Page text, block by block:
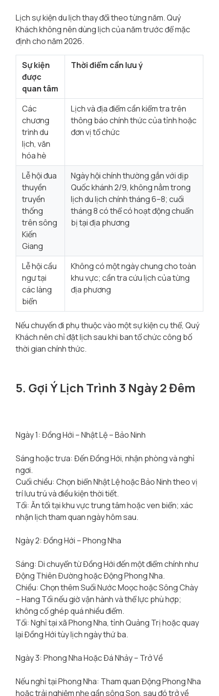
Lịch sự kiện du lịch thay đổi theo từng năm. Quý
Khách không nên dùng lịch của năm trước để mặc
định cho năm 2026.
Sự kiện
được
quan tâm
Thời điểm cần lưu ý
Các
chương
trình du
lịch, văn
hóa hè
Lịch và địa điểm cần kiểm tra trên
thông báo chính thức của tỉnh hoặc
đơn vị tổ chức
Lễ hội đua
thuyền
truyền
thống
trên sông
Kiến
Giang
Ngày hội chính thường gắn với dịp
Quốc khánh 2/9, không nằm trong
lịch du lịch chính tháng 6–8; cuối
tháng 8 có thể có hoạt động chuẩn
bị tại địa phương
Lễ hội cầu
ngư tại
các làng
biển
Không có một ngày chung cho toàn
khu vực; cần tra cứu lịch của từng
địa phương
Nếu chuyến đi phụ thuộc vào một sự kiện cụ thể, Quý
Khách nên chỉ đặt lịch sau khi ban tổ chức công bố
thời gian chính thức.
5. Gợi Ý Lịch Trình 3 Ngày 2 Đêm
Ngày 1: Đồng Hới – Nhật Lệ – Bảo Ninh
Sáng hoặc trưa: Đến Đồng Hới, nhận phòng và nghỉ
ngơi.
Cuối chiều: Chọn biển Nhật Lệ hoặc Bảo Ninh theo vị
trí lưu trú và điều kiện thời tiết.
Tối: Ăn tối tại khu vực trung tâm hoặc ven biển; xác
nhận lịch tham quan ngày hôm sau.
Ngày 2: Đồng Hới – Phong Nha
Sáng: Di chuyển từ Đồng Hới đến một điểm chính như
Động Thiên Đường hoặc Động Phong Nha.
Chiều: Chọn thêm Suối Nước Moọc hoặc Sông Chày
– Hang Tối nếu giờ vận hành và thể lực phù hợp;
không cố ghép quá nhiều điểm.
Tối: Nghỉ tại xã Phong Nha, tỉnh Quảng Trị hoặc quay
lại Đồng Hới tùy lịch ngày thứ ba.
Ngày 3: Phong Nha Hoặc Đá Nhảy – Trở Về
Nếu nghỉ tại Phong Nha: Tham quan Động Phong Nha
hoặc trải nghiệm nhẹ gần sông Son, sau đó trở về